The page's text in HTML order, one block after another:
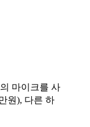
마이크를 사
원), 다른 하